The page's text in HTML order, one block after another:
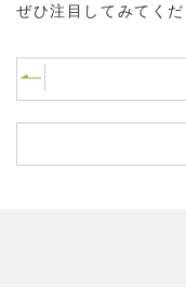
ぜひ注目してみてくだ